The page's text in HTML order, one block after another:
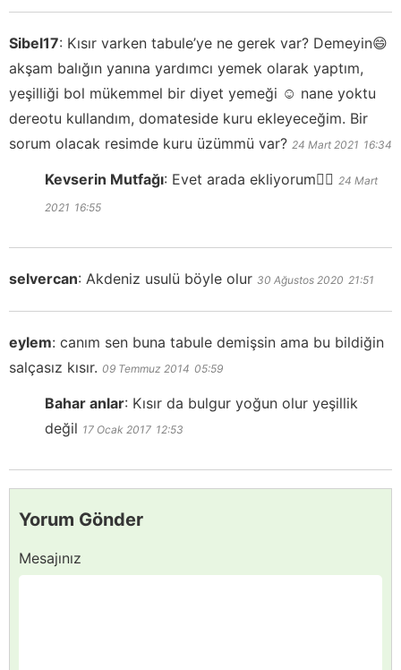
Sibel17: Kısır varken tabule’ye ne gerek var? Demeyin😄
akşam balığın yanına yardımcı yemek olarak yaptım,
yeşilliği bol mükemmel bir diyet yemeği ☺️ nane yoktu
dereotu kullandım, domateside kuru ekleyeceğim. Bir
sorum olacak resimde kuru üzümmü var? 24 Mart 2021 16:34
Kevserin Mutfağı: Evet arada ekliyorum👍🏻 24 Mart
2021 16:55
selvercan: Akdeniz usulü böyle olur 30 Ağustos 2020 21:51
eylem: canım sen buna tabule demişsin ama bu bildiğin
salçasız kısır. 09 Temmuz 2014 05:59
Bahar anlar: Kısır da bulgur yoğun olur yeşillik
değil 17 Ocak 2017 12:53
Yorum Gönder
Mesajınız